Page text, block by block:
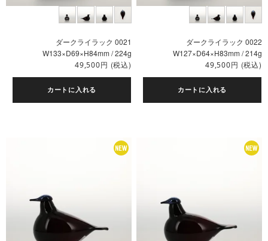
ダークライラック 0021
W133×D69×H84mm / 224g
49,500円 (税込)
カートに入れる
ダークライラック 0022
W127×D64×H83mm / 214g
49,500円 (税込)
カートに入れる